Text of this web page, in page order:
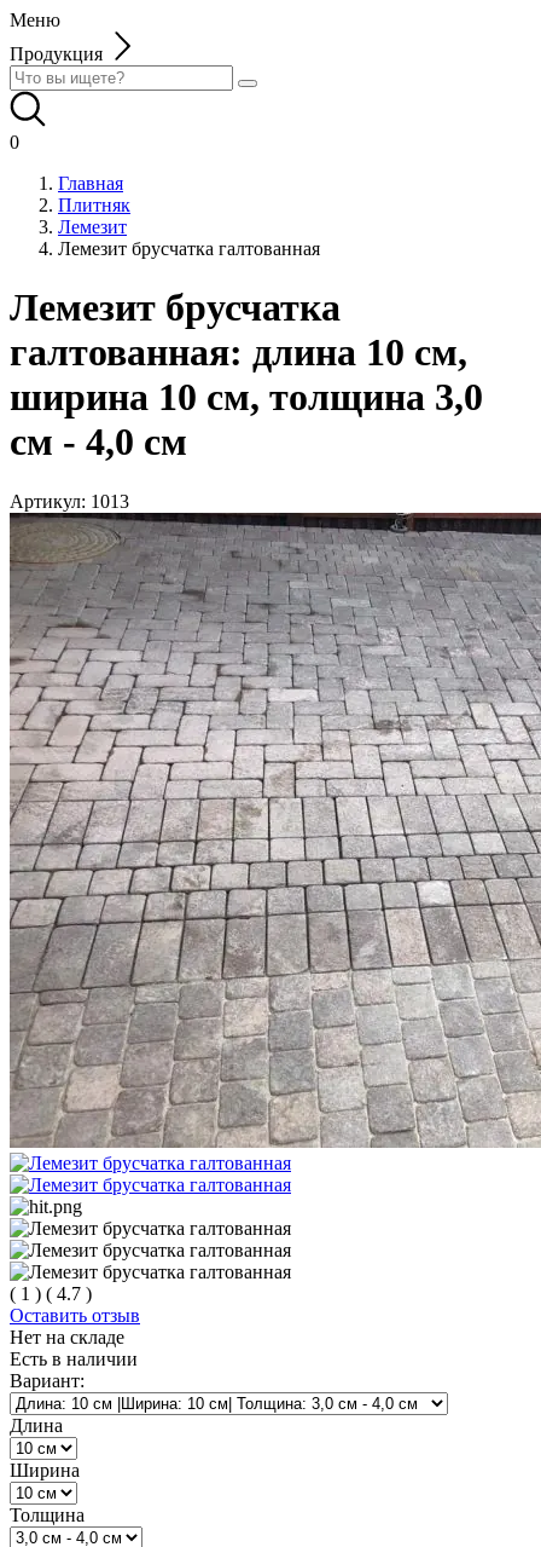
Меню
Продукция
0
Главная
Плитняк
Лемезит
Лемезит брусчатка галтованная
Лемезит брусчатка
галтованная: длина 10 см,
ширина 10 см, толщина 3,0
см - 4,0 см
Артикул: 1013
( 1 ) ( 4.7 )
Оставить отзыв
Нет на складе
Есть в наличии
Вариант:
Длина
Ширина
Толщина